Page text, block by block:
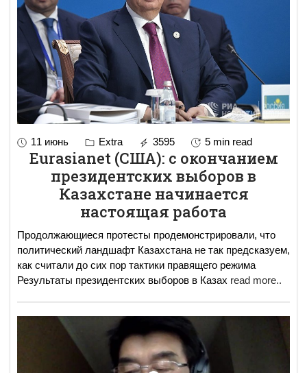
11 июнь Extra 3595 5 min read
Eurasianet (США): с окончанием
президентских выборов в
Казахстане начинается
настоящая работа
Продолжающиеся протесты продемонстрировали, что
политический ландшафт Казахстана не так предсказуем,
как считали до сих пор тактики правящего режима
Результаты президентских выборов в Казах read more..